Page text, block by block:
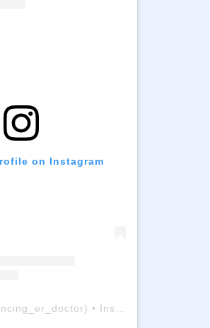
on Instagram
) • Instagram photos and videos